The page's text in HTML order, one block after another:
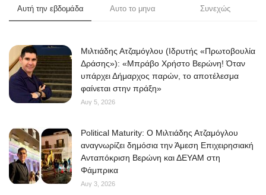
Αυτή την εβδομάδα Αυτο το μηνα Συνεχώς
Μιλτιάδης Ατζαμόγλου (Ιδρυτής «Πρωτοβουλία
Δράσης»): «Μπράβο Χρήστο Βερώνη! Όταν
υπάρχει Δήμαρχος παρών, το αποτέλεσμα
φαίνεται στην πράξη»
Αυγ 5, 2026
Political Maturity: Ο Μιλτιάδης Ατζαμόγλου
αναγνωρίζει δημόσια την Άμεση Επιχειρησιακή
Ανταπόκριση Βερώνη και ΔΕΥΑΜ στη
Φάμπρικα
Αυγ 3, 2026